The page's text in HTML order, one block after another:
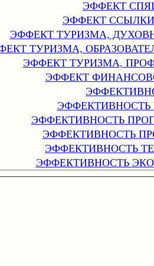
ЭФФЕКТ
ЭФФЕКТ
ЭФФЕКТ ТУРИЗМА,
ТУРИЗМА,
ЭФФЕКТ ТУРИЗМА,
ЭФФЕКТ
ЭФФЕКТИВНОСТЬ
ЭФФЕКТИВНОСТЬ
ЭФФЕКТИВНОСТЬ
ЭФФЕКТИВНОСТЬ
ЭФФЕКТИВНОСТЬ